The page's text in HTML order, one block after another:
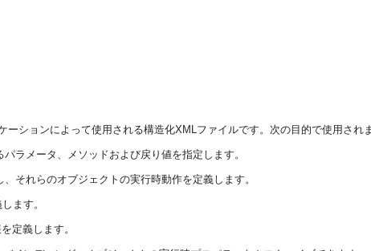
ションによって使用される構造化XMLファイルです。次の目的で使用され
ラメータ、メソッドおよび戻り値を指定します。
それらのオブジェクトの実行時動作を定義します。
ます。
定義します。